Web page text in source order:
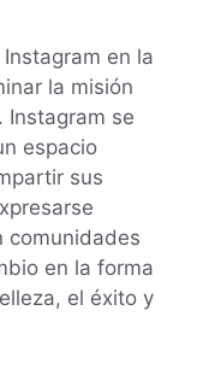
en la
la misión
Instagram se
espacio
sus
comunidades
en la forma
el éxito y